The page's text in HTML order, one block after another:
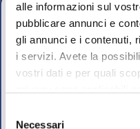
alle informazioni sul
pubblicare annunci e
gli annunci e i contenuti,
i servizi. Avete la
vostri dati e per quali
modificare o revocare il
Necessari
Fornitori
controllo